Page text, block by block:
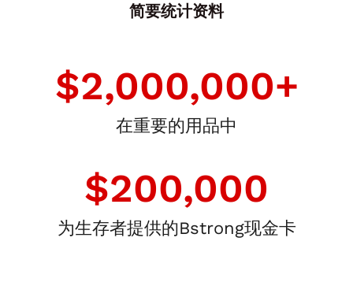
简要统计资料
在重要的用品中
$2,000,000+
为生存者提供的Bstrong现金卡
$200,000